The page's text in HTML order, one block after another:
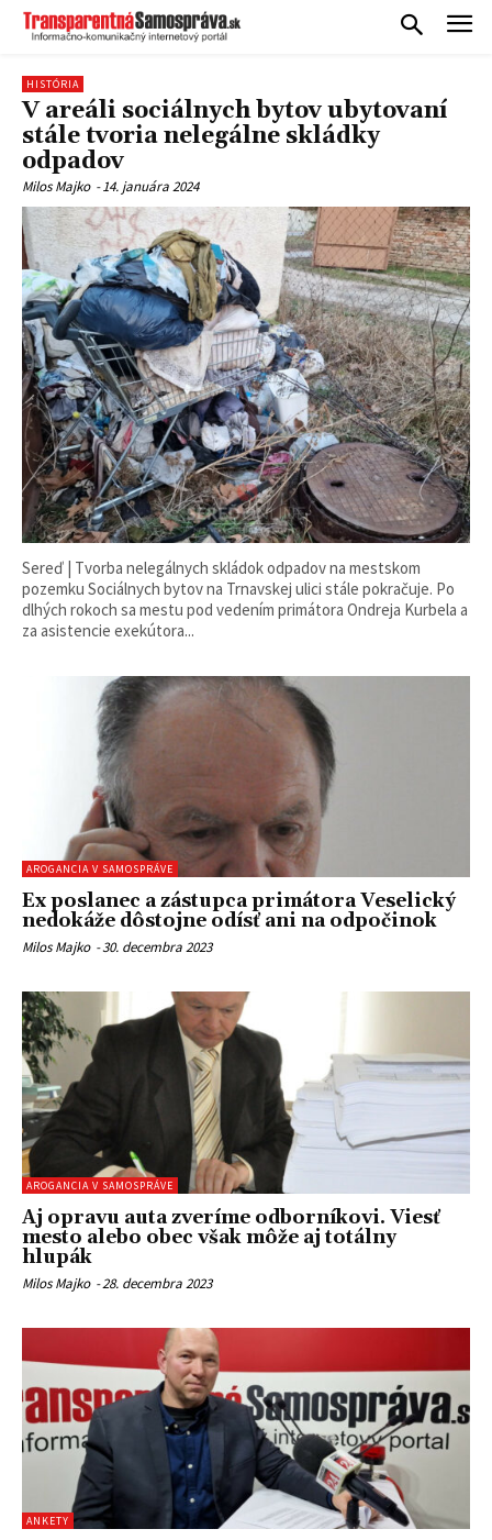
HISTÓRIA
V areáli sociálnych bytov ubytovaní
stále tvoria nelegálne skládky
odpadov
Milos Majko -14. januára 2024
Sereď | Tvorba nelegálnych skládok odpadov na mestskom
pozemku Sociálnych bytov na Trnavskej ulici stále pokračuje. Po
dlhých rokoch sa mestu pod vedením primátora Ondreja Kurbela a
za asistencie exekútora...
AROGANCIA V SAMOSPRÁVE
Ex poslanec a zástupca primátora Veselický
nedokáže dôstojne odísť ani na odpočinok
Milos Majko -30. decembra 2023
AROGANCIA V SAMOSPRÁVE
Aj opravu auta zveríme odborníkovi. Viesť
mesto alebo obec však môže aj totálny
hlupák
Milos Majko -28. decembra 2023
ANKETY